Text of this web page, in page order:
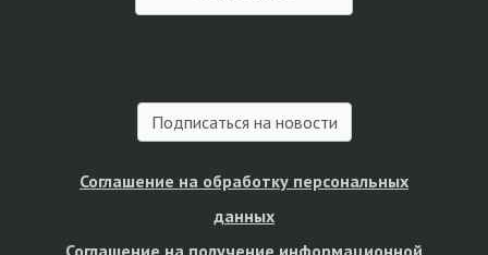
Подписаться на новости
Соглашение на обработку персональных
данных
Соглашение на получение информационной